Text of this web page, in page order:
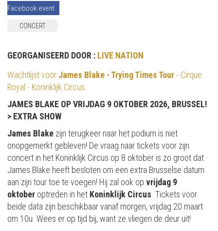
Facebook event
CONCERT
GEORGANISEERD DOOR : LIVE NATION
Wachtlijst voor James Blake - Trying Times Tour- Cirque
Royal - Koninklijk Circus.
JAMES BLAKE OP VRIJDAG 9 OKTOBER 2026, BRUSSEL!
> EXTRA SHOW
James Blake zijn terugkeer naar het podium is niet
onopgemerkt gebleven! De vraag naar tickets voor zijn
concert in het Koninklijk Circus op 8 oktober is zo groot dat
James Blake heeft besloten om een extra Brusselse datum
aan zijn tour toe te voegen! Hij zal ook op vrijdag 9
oktober optreden in het Koninklijk Circus . Tickets voor
beide data zijn beschikbaar vanaf morgen, vrijdag 20 maart
om 10u. Wees er op tijd bij, want ze vliegen de deur uit!